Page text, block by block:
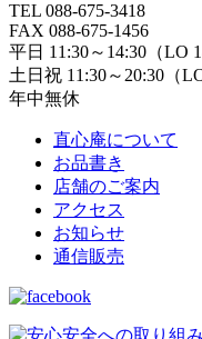
TEL 088-675-3418
FAX 088-675-1456
平日 11:30～14:30（LO
土日祝 11:30～20:30（
年中無休
直心庵について
お品書き
店舗のご案内
アクセス
お知らせ
通信販売